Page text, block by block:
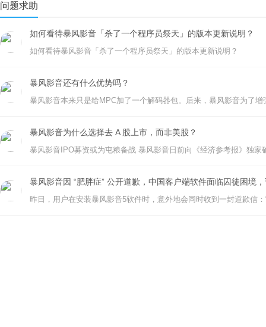
问题求助
如何看待暴风影音「杀了一个程序员祭天」的版本更新说明？
如何看待暴风影音「杀了一个程序员祭天」的版本更新说明？
暴风影音还有什么优势吗？
暴风影音为什么选择去 A 股上市，而非美股？
暴风影音因 “肥胖症” 公开道歉，中国客户端软件面临囚徒困境